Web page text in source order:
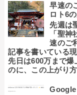
早速の
ロト6
先週は
「聖
速のご
記事を書いている
先日は600万まで
のに、この上がり